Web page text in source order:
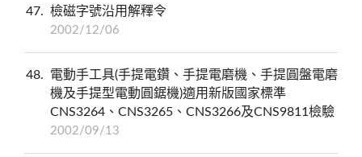
47 檢磁字號沿用解釋令
2002/12/06
48
電動手工具(手提電鑽、手提電磨機、手提圓盤電磨
機及手提型電動圓鋸機)適用新版國家標準
CNS3264、CNS3265、CNS3266及CNS9811檢驗
2002/09/13